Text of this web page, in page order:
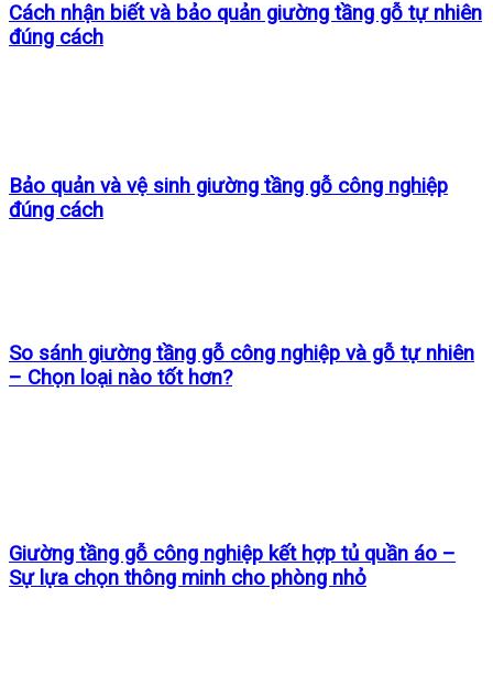
Cách nhận biết và bảo quản giường tầng gỗ tự nhiên
đúng cách
Bảo quản và vệ sinh giường tầng gỗ công nghiệp
đúng cách
So sánh giường tầng gỗ công nghiệp và gỗ tự nhiên
– Chọn loại nào tốt hơn?
Giường tầng gỗ công nghiệp kết hợp tủ quần áo –
Sự lựa chọn thông minh cho phòng nhỏ